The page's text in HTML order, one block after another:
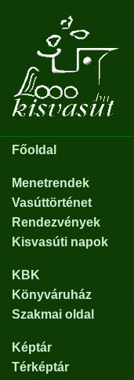
Főoldal
Menetrendek
Vasúttörténet
Rendezvények
Kisvasúti napok
KBK
Könyváruház
Szakmai oldal
Képtár
Térképtár